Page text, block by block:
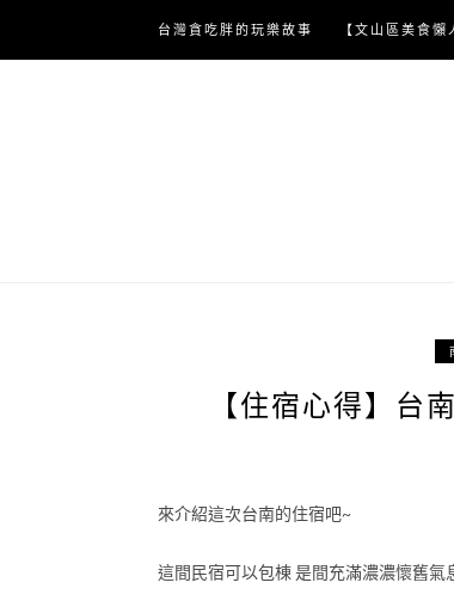
content
台灣貪吃胖的玩樂故事 【文山區美食懶
【住宿心得】台
來介紹這次台南的住宿吧~
這間民宿可以包棟 是間充滿濃濃懷舊氣